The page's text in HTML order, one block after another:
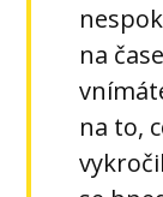
na
na to,